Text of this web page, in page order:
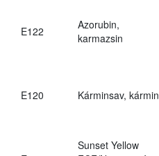
E122
Azorubin,
karmazsin
E120 Kárminsav, kármin
Sunset Yellow